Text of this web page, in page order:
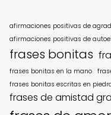
afirmaciones positivas de
afirmaciones positivas de
frases bonitas
frases bonitas en la mano
frases bonitas escritas en
frases de amistad